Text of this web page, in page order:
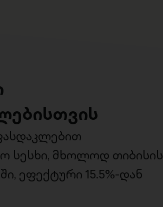
სესხი, მხოლოდ თიბისის
ეფექტური 15.5%-დან